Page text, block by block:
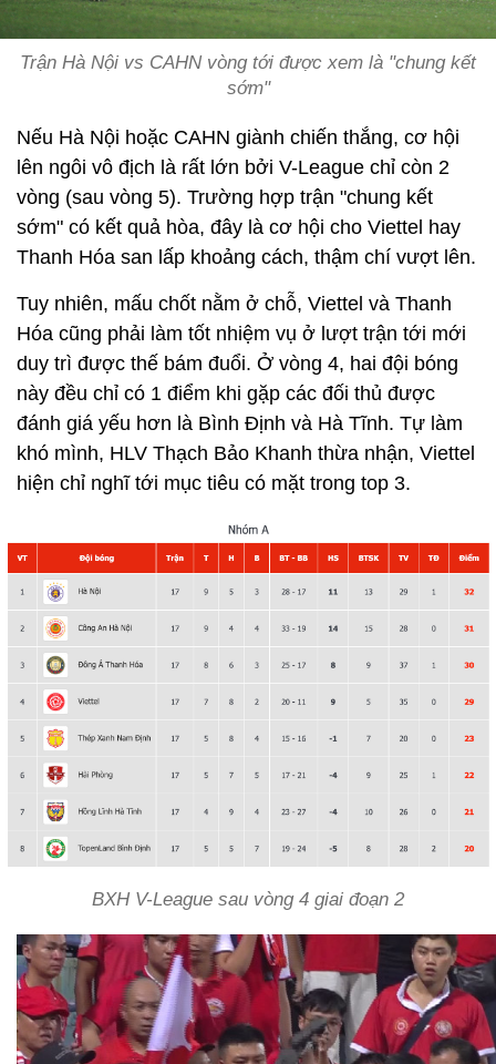
Trận Hà Nội vs CAHN vòng tới được xem là "chung kết
sớm"
Nếu Hà Nội hoặc CAHN giành chiến thắng, cơ hội
lên ngôi vô địch là rất lớn bởi V-League chỉ còn 2
vòng (sau vòng 5). Trường hợp trận "chung kết
sớm" có kết quả hòa, đây là cơ hội cho Viettel hay
Thanh Hóa san lấp khoảng cách, thậm chí vượt lên.
Tuy nhiên, mấu chốt nằm ở chỗ, Viettel và Thanh
Hóa cũng phải làm tốt nhiệm vụ ở lượt trận tới mới
duy trì được thế bám đuổi. Ở vòng 4, hai đội bóng
này đều chỉ có 1 điểm khi gặp các đối thủ được
đánh giá yếu hơn là Bình Định và Hà Tĩnh. Tự làm
khó mình, HLV Thạch Bảo Khanh thừa nhận, Viettel
hiện chỉ nghĩ tới mục tiêu có mặt trong top 3.
BXH V-League sau vòng 4 giai đoạn 2